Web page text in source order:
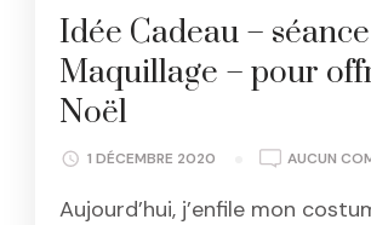
Idée Cadeau –
Maquillage – pour
Noël
1 DÉCEMBRE 2020 AUCUN
Aujourd’hui, j’enfile mon